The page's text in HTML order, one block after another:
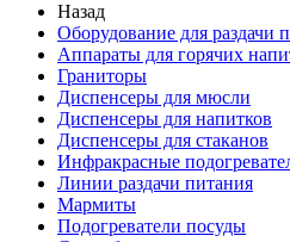
Назад
Оборудование для раздачи
Аппараты для горячих
Граниторы
Диспенсеры для мюсли
Диспенсеры для напитков
Диспенсеры для стаканов
Инфракрасные
Линии раздачи питания
Мармиты
Подогреватели посуды